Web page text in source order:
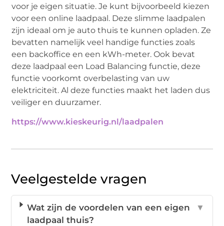
voor je eigen situatie. Je kunt bijvoorbeeld kiezen
voor een online laadpaal. Deze slimme laadpalen
zijn ideaal om je auto thuis te kunnen opladen. Ze
bevatten namelijk veel handige functies zoals
een backoffice en een kWh-meter. Ook bevat
deze laadpaal een Load Balancing functie, deze
functie voorkomt overbelasting van uw
elektriciteit. Al deze functies maakt het laden dus
veiliger en duurzamer.
https://www.kieskeurig.nl/laadpalen
Veelgestelde vragen
Wat zijn de voordelen van een eigen
laadpaal thuis?
▼